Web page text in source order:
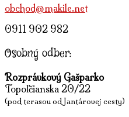
obchod@makile.net
0911 902 982
Osobný odber:
Rozprávkový Gašparko
Topoľčianska 20/22
(pod terasou od Jantárovej cesty)